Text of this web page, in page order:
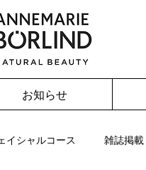
お知らせ
イシャルコース 雑誌掲載